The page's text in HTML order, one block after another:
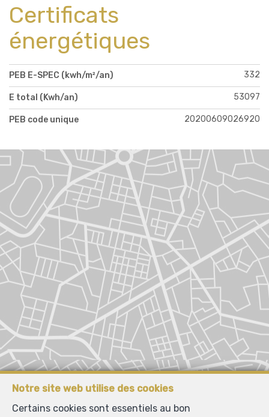
Certificats
énergétiques
PEB E-SPEC (kwh/m²/an) 332
E total (Kwh/an) 53097
PEB code unique 20200609026920
Notre site web utilise des cookies
Certains cookies sont essentiels au bon